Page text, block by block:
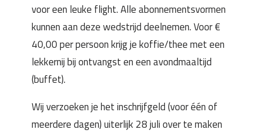
voor een leuke flight. Alle abonnementsvormen
kunnen aan deze wedstrijd deelnemen. Voor €
40,00 per persoon krijg je koffie/thee met een
lekkernij bij ontvangst en een avondmaaltijd
(buffet).
Wij verzoeken je het inschrijfgeld (voor één of
meerdere dagen) uiterlijk 28 juli over te maken